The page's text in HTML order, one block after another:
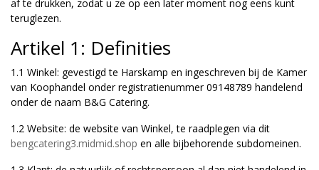
af te drukken, zodat u ze op een later moment nog eens kunt
teruglezen.
Artikel 1: Definities
1.1 Winkel: gevestigd te Harskamp en ingeschreven bij de Kamer
van Koophandel onder registratienummer 09148789 handelend
onder de naam B&G Catering.
1.2 Website: de website van Winkel, te raadplegen via dit
bengcatering3.midmid.shop en alle bijbehorende subdomeinen.